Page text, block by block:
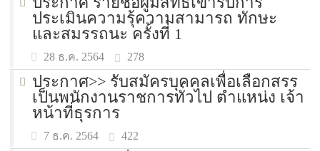
ประเมินความรุ้ความสามารถ ทักษะ
และสมรรถนะ ครั้งที่ 1
28 ธ.ค. 2564 278
ประกาศ>> รับสมัครบุคคลเพื่อเลือกสรร
เป็นพนักงานราชการทั่วไป ตำแหน่ง เจ้า
หน้าที่ธุรการ
7 ธ.ค. 2564 422